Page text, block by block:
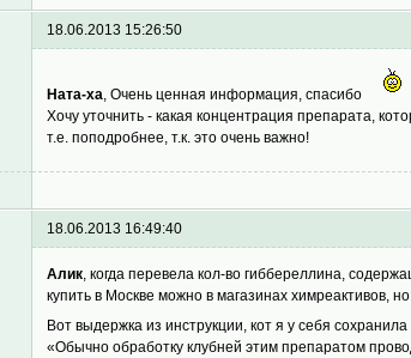
18.06.2013 15:26:50
Ната-ха, Очень ценная информация, спасибо
Хочу уточнить - какая концентрация препарата,
т.е. поподробнее, т.к. это очень важно!
18.06.2013 16:49:40
Алик, когда перевела кол-во гиббереллина,
купить в Москве можно в магазинах химреактивов,
Вот выдержка из инструкции, кот я у себя
«Обычно обработку клубней этим препаратом